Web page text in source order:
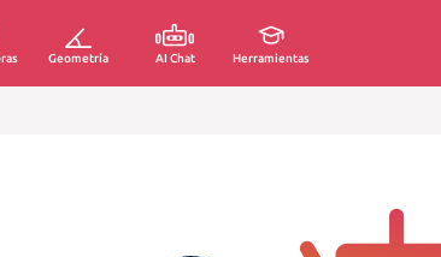
Geometría AI Chat Herramientas